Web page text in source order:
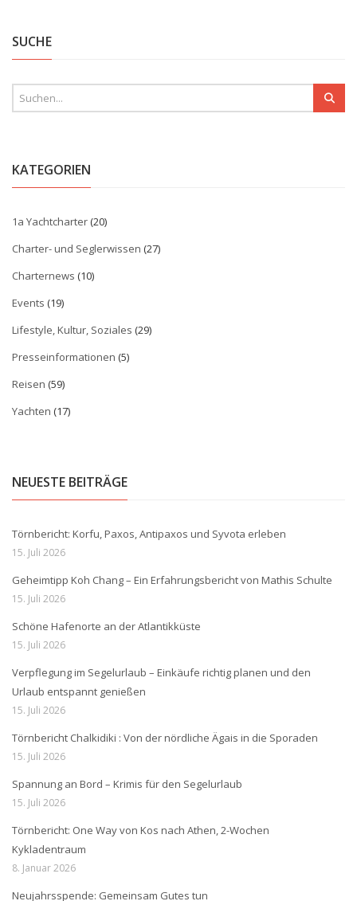
SUCHE
KATEGORIEN
1a Yachtcharter(20)
Charter- und Seglerwissen (27)
Charternews (10)
Events (19)
Lifestyle, Kultur, Soziales (29)
Presseinformationen (5)
Reisen (59)
Yachten (17)
NEUESTE BEITRÄGE
Törnbericht: Korfu, Paxos, Antipaxos und Syvota erleben
15. Juli 2026
Geheimtipp Koh Chang – Ein Erfahrungsbericht von Mathis Schulte
15. Juli 2026
Schöne Hafenorte an der Atlantikküste
15. Juli 2026
Verpflegung im Segelurlaub – Einkäufe richtig planen und den
Urlaub entspannt genießen
15. Juli 2026
Törnbericht Chalkidiki : Von der nördliche Ägais in die Sporaden
15. Juli 2026
Spannung an Bord – Krimis für den Segelurlaub
15. Juli 2026
Törnbericht: One Way von Kos nach Athen, 2-Wochen
Kykladentraum
8. Januar 2026
Neujahrsspende: Gemeinsam Gutes tun